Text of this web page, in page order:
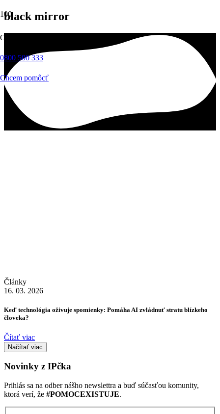
Okamžitá pomoc
0800 500 333
Chcem pomôcť
black mirror
Články
16. 03. 2026
Keď technológia oživuje spomienky: Pomáha AI zvládnuť stratu blízkeho
človeka?
Čítať viac
Načítať viac
Novinky z IPčka
Prihlás sa na odber nášho newslettra a buď súčasťou komunity,
ktorá verí, že #POMOCEXISTUJE.